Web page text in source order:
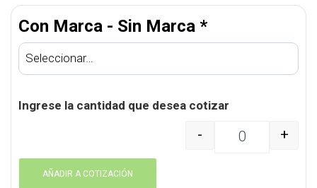
Con Marca - Sin Marca *
Ingrese la cantidad que desea cotizar
Pastillero en Bambú
- +
AÑADIR A COTIZACIÓN